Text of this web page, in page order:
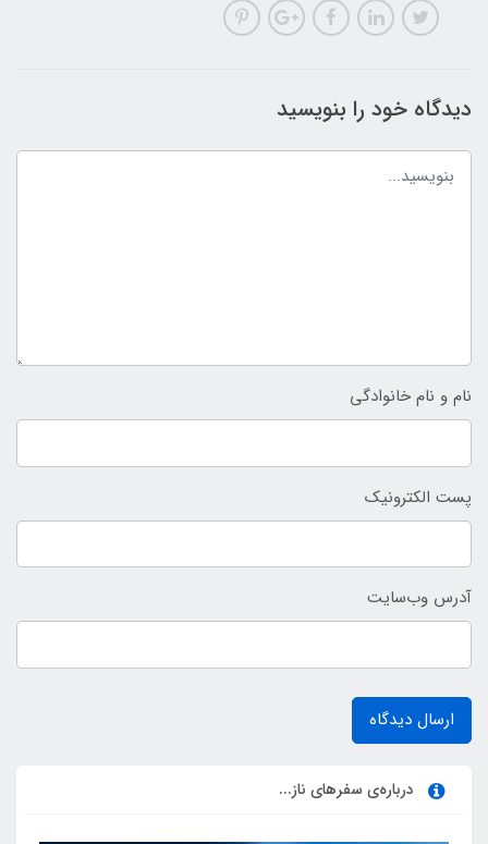
دیدگاه خود را بنویسید
نام و نام خانوادگی
پست الکترونیک
آدرس وب‌سایت
ارسال دیدگاه
درباره‌ی سفرهای ناز...